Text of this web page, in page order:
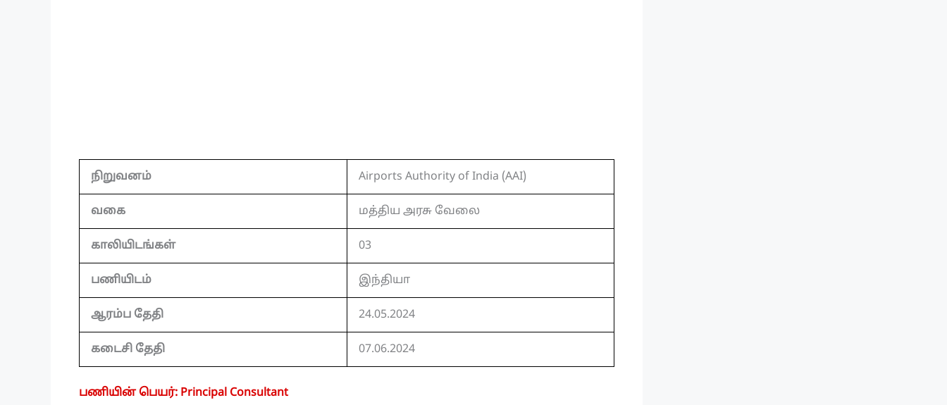
நிறுவனம் Airports Authority of India (AAI)
வகை மத்திய அரசு வேலை
காலியிடங்கள் 03
பணியிடம் இந்தியா
ஆரம்ப தேதி 24.05.2024
கடைசி தேதி 07.06.2024
பணியின் பெயர்: Principal Consultant